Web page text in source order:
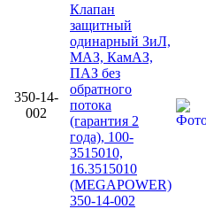
350-14-
002
Клапан
защитный
одинарный ЗиЛ,
МАЗ, КамАЗ,
ПАЗ без
обратного
потока
(гарантия 2
года), 100-
3515010,
16.3515010
(MEGAPOWER)
350-14-002